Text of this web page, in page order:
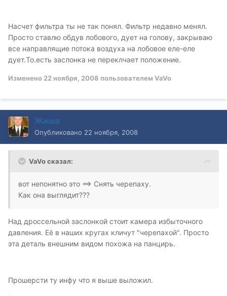
Насчет фильтра ты не так понял. Фильтр недавно менял.
Просто ставлю обдув лобового, дует на голову, закрываю
все направлящие потока воздуха на лобовое еле-еле
дует.То.есть заслонка не переклчает положение.
Изменено 22 ноября, 2008 пользователем VaVo
Жиша
Опубликовано 22 ноября, 2008
VaVo сказал:
вот непонятно это ==> Снять черепаху.
Как она выглядит???
Над дроссельной заслонкой стоит камера избыточного
давления. Её в наших кругах кличут "черепахой". Просто
эта деталь внешним видом похожа на панцирь.
Прошерсти ту инфу что я выше выложил.